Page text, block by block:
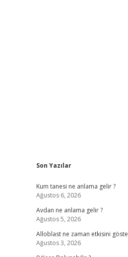
Sidebar
Son Yazılar
Kum tanesi ne anlama gelir ?
Ağustos 6, 2026
Avdan ne anlama gelir ?
Ağustos 5, 2026
Alloblast ne zaman etkisini
Ağustos 3, 2026